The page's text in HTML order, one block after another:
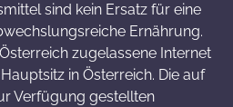
sind kein Ersatz für eine
Ernährung.
zugelassene Internet
in Österreich. Die auf
Verfügung gestellten